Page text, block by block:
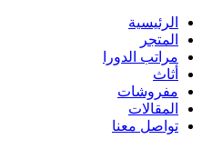
الرئيسية
المتجر
مراتب الدورا
أثاث
مفروشات
المقالات
تواصل معنا